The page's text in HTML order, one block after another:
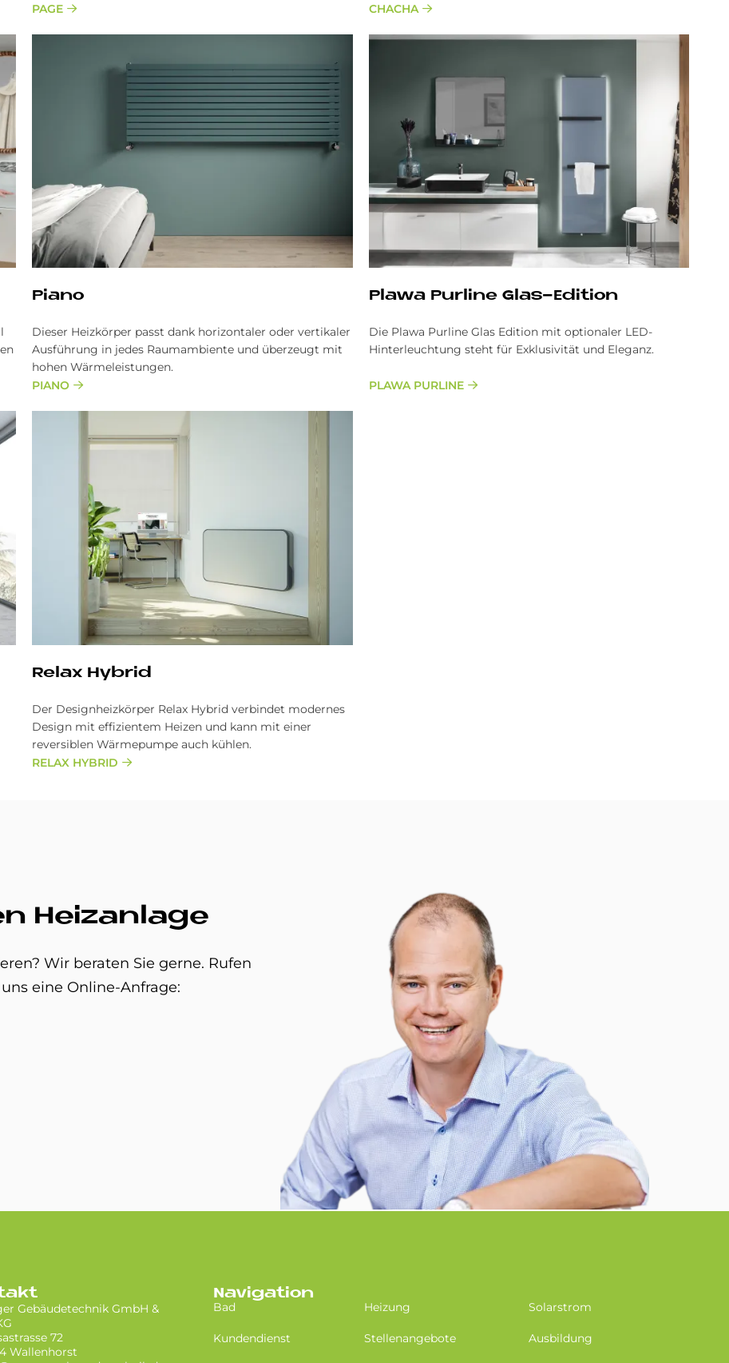
PAGE
CHACHA
Pia­no
Dieser Heizkörper pas­st dank horizon­taler oder ver­tika­ler
Aus­führung in jedes Raum­ambiente und über­zeugt mit
hohen Wärmeleistungen.
PIANO
Pla­wa Pur­line Glas-Edi­ti­on
Die Plawa Purline Glas Edition mit optionaler LED-
Hinterleuchtung steht für Exklusivität und Eleganz.
PLAWA PURLINE
Re­lax Hy­brid
Der Designheizkörper Relax Hybrid verbindet modernes
Design mit effizientem Heizen und kann mit einer
reversiblen Wärmepumpe auch kühlen.
RELAX HYBRID
Heizanlage
Wir beraten Sie gerne. Rufen
eine Online-Anfrage:
Gebäudetechnik GmbH &
72
Wallenhorst
Navigation
Bad Heizung Solarstrom
Kundendienst Stellenangebote Ausbildung